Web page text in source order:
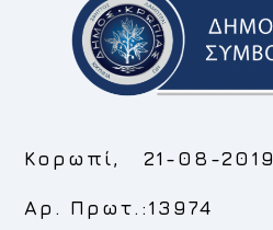
Κορωπί, 21-08-2019
Αρ. Πρωτ.:13974